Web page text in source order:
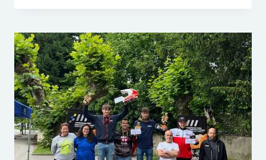
ESPAÑA
DE
ENDURO
A
INFIESTO